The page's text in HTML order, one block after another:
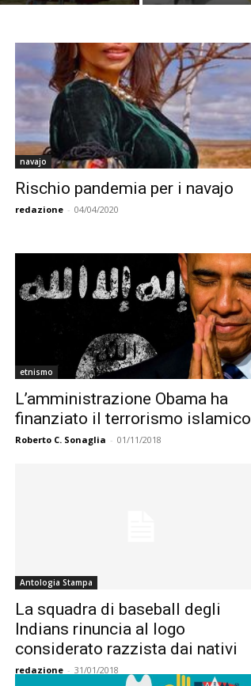
navajo
Rischio pandemia per i navajo
redazione - 04/04/2020
etnismo
L’amministrazione Obama ha
finanziato il terrorismo islamico
Roberto C. Sonaglia - 01/11/2018
Antologia Stampa
La squadra di baseball degli
Indians rinuncia al logo
considerato razzista dai nativi
redazione - 31/01/2018